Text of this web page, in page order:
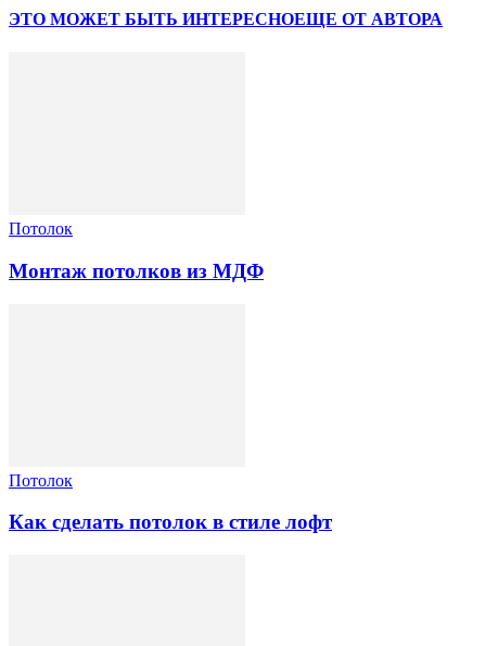
ЭТО МОЖЕТ БЫТЬ ИНТЕРЕСНОЕЩЕ ОТ АВТОРА
Потолок
Монтаж потолков из МДФ
Потолок
Как сделать потолок в стиле лофт